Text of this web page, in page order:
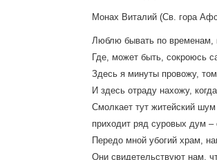
Монах Виталий (Св. гора
Люблю бывать по временам,
Где, может быть, сокроюсь
Здесь я минуты провожу,
И здесь отраду нахожу,
Смолкает тут житейский
приходит ряд суровых дум
Передо мной убогий храм,
Они свидетельствуют нам,